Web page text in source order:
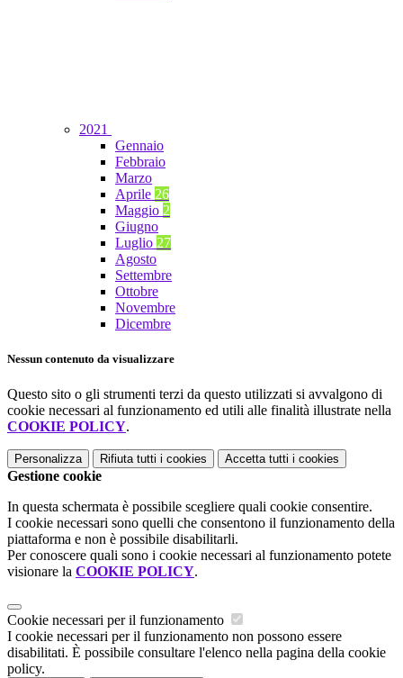
2021
Gennaio
Febbraio
Marzo
Aprile 26
Maggio 2
Giugno
Luglio 27
Agosto
Settembre
Ottobre
Novembre
Dicembre
Nessun contenuto da visualizzare
Questo sito o gli strumenti terzi da questo utilizzati si avvalgono di
cookie necessari al funzionamento ed utili alle finalità illustrate nella
COOKIE POLICY.
Personalizza Rifiuta tutti i cookies Accetta tutti i cookies
Gestione cookie
In questa schermata è possibile scegliere quali cookie consentire.
I cookie necessari sono quelli che consentono il funzionamento della
piattaforma e non è possibile disabilitarli.
Per conoscere quali sono i cookie necessari al funzionamento potete
visionare la COOKIE POLICY.
Cookie necessari per il funzionamento
I cookie necessari per il funzionamento non possono essere
disabilitati. È possibile consultare l'elenco nella pagina della cookie
policy.